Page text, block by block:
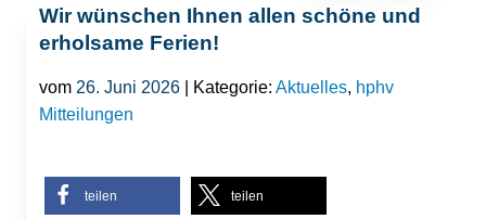
Wir wünschen Ihnen allen schöne und
erholsame Ferien!
vom 26. Juni 2026 | Kategorie: Aktuelles, hphv
Mitteilungen
teilen teilen